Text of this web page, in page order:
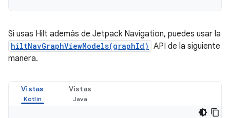
Si usas Hilt además de Jetpack Navigation, puedes usar la
hiltNavGraphViewModels(graphId) API de la siguiente
manera.
Vistas Vistas